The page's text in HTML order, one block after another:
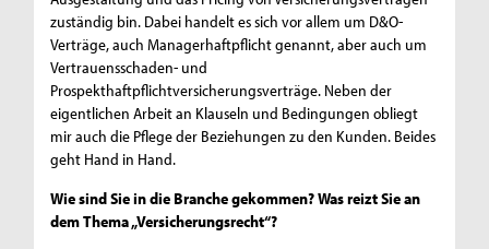
zuständig bin. Dabei handelt es sich vor allem um D&O-
Verträge, auch Managerhaftpflicht genannt, aber auch um
Vertrauensschaden- und
Prospekthaftpflichtversicherungsverträge. Neben der
eigentlichen Arbeit an Klauseln und Bedingungen obliegt
mir auch die Pflege der Beziehungen zu den Kunden. Beides
geht Hand in Hand.
Wie sind Sie in die Branche gekommen? Was reizt Sie an
dem Thema „Versicherungsrecht“?